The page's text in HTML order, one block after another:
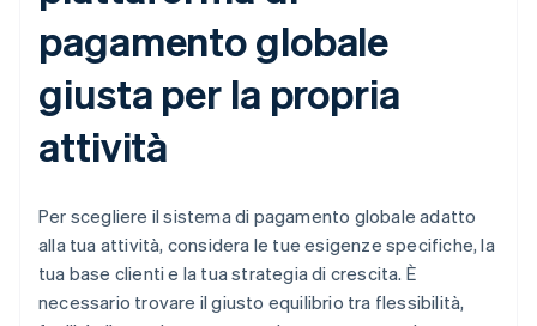
pagamento globale
giusta per la propria
attività
Per scegliere il sistema di pagamento globale adatto
alla tua attività, considera le tue esigenze specifiche, la
tua base clienti e la tua strategia di crescita. È
necessario trovare il giusto equilibrio tra flessibilità,